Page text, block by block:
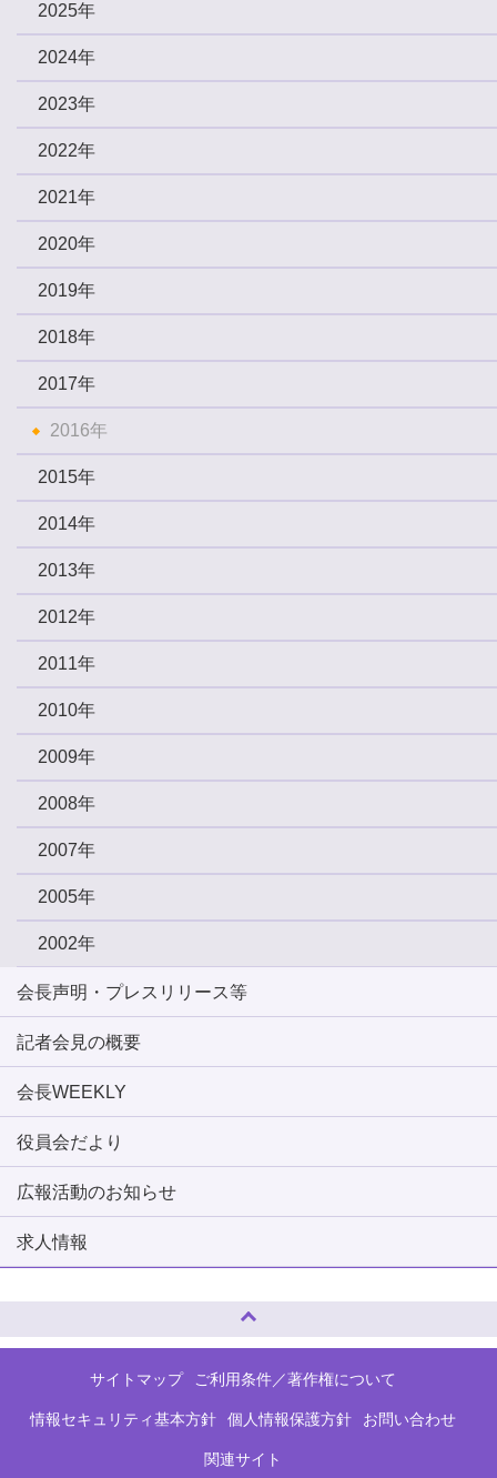
2025年
2024年
2023年
2022年
2021年
2020年
2019年
2018年
2017年
2016年
2015年
2014年
2013年
2012年
2011年
2010年
2009年
2008年
2007年
2005年
2002年
会長声明・プレスリリース等
記者会見の概要
会長WEEKLY
役員会だより
広報活動のお知らせ
求人情報
サイトマップ ご利用条件／著作権について
情報セキュリティ基本方針 個人情報保護方針 お問い合わせ
関連サイト